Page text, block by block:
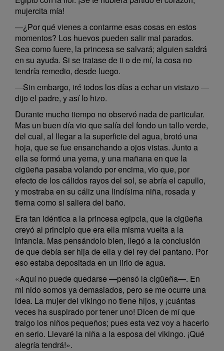
mujercita mía!
—¿Por qué vienes a contarme esas cosas en estos
momentos? Los huevos pueden salir mal parados.
Sea como fuere, la princesa se salvará; alguien saldrá
en su ayuda. Si se tratase de ti o de mí, la cosa no
tendría remedio, desde luego.
—Sin embargo, iré todos los días a echar un vistazo —
dijo el padre, y así lo hizo.
Durante mucho tiempo no observó nada de particular.
Mas un buen día vio que salía del fondo un tallo verde,
del cual, al llegar a la superficie del agua, brotó una
hoja, que se fue ensanchando a ojos vistas. Junto a
ella se formó una yema, y una mañana en que la
cigüeña pasaba volando por encima, vio que, por
efecto de los cálidos rayos del sol, se abría el capullo,
y mostraba en su cáliz una lindísima niña, rosada y
tierna como si saliera del baño.
Era tan idéntica a la princesa egipcia, que la cigüeña
creyó al principio que era ella misma vuelta a la
infancia. Mas pensándolo bien, llegó a la conclusión
de que debía ser hija de ella y del rey del pantano. Por
eso estaba depositada en un lirio de agua.
«Aquí no puede quedarse —pensó la cigüeña—. En
mi nido somos ya demasiados, pero se me ocurre una
idea. La mujer del vikingo no tiene hijos, y ¡cuántas
veces ha suspirado por tener uno! Dicen de mí que
traigo los niños pequeños; pues esta vez voy a hacerlo
en serio. Llevaré la niña a la esposa del vikingo. ¡Qué
alegría tendrá!».